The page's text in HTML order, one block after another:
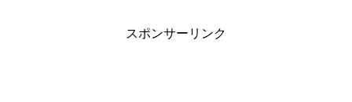
スポンサーリンク